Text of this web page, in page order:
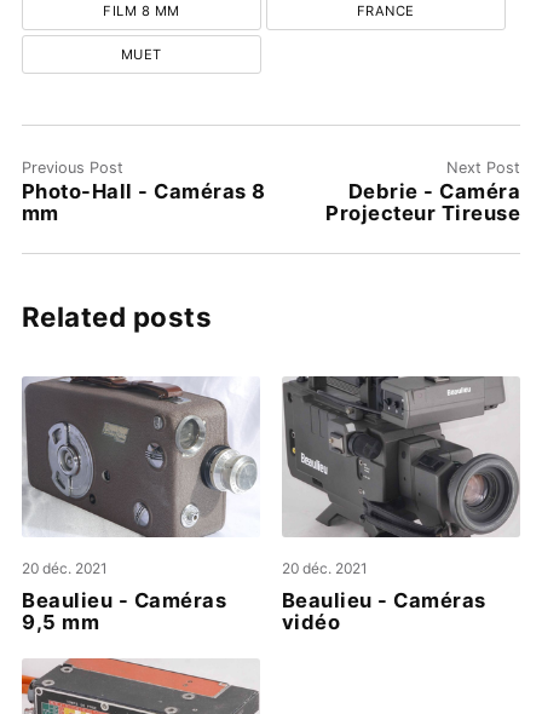
FILM 8 MM FRANCE
MUET
Previous Post
Photo-Hall - Caméras 8
mm
Next Post
Debrie - Caméra
Projecteur Tireuse
Related posts
20 déc. 2021
Beaulieu - Caméras
9,5 mm
20 déc. 2021
Beaulieu - Caméras
vidéo